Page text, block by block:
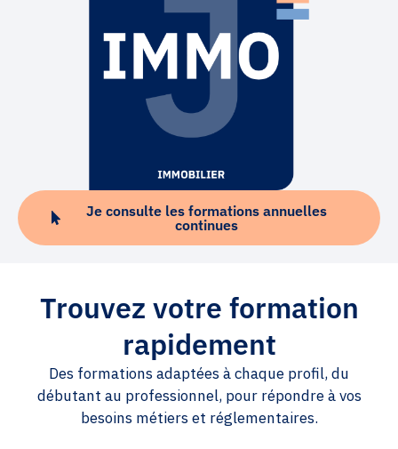
Je consulte les formations annuelles
continues
Trouvez votre formation
rapidement
Des formations adaptées à chaque profil, du
débutant au professionnel, pour répondre à vos
besoins métiers et réglementaires.